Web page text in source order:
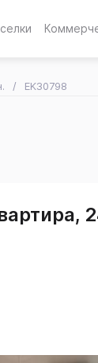
EK30798